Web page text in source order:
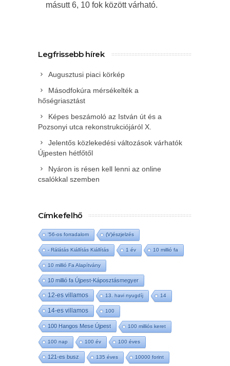
másutt 6, 10 fok között várható.
Legfrissebb hírek
Augusztusi piaci körkép
Másodfokúra mérsékelték a
hőségriasztást
Képes beszámoló az István út és a
Pozsonyi utca rekonstrukciójáról X.
Jelentős közlekedési változások várhatók
Újpesten hétfőtől
Nyáron is résen kell lenni az online
csalókkal szemben
Címkefelhő
'56-os forradalom (V)észjelzés
- Rálátás Kiállítás Kiállítás 1 év 10 millió fa
10 millió Fa Alapítvány
10 millió fa Újpest-Káposztásmegyer
12-es villamos 13. havi nyugdíj 14
14-es villamos 100
100 Hangos Mese Újpest 100 milliós keret
100 nap 100 év 100 éves
121-es busz 135 éves 10000 forint